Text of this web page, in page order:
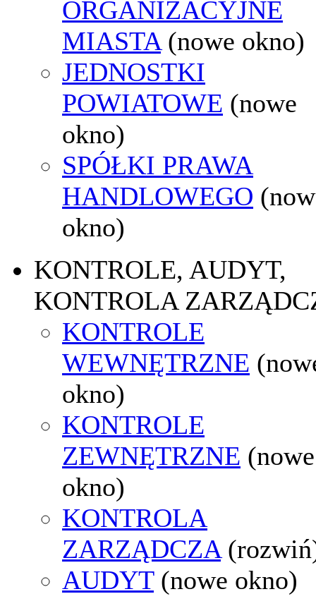
ORGANIZACYJNE
MIASTA (nowe okno)
JEDNOSTKI
POWIATOWE (nowe
okno)
SPÓŁKI PRAWA
HANDLOWEGO
okno)
KONTROLE, AUDYT,
KONTROLA
KONTROLE
WEWNĘTRZNE
okno)
KONTROLE
ZEWNĘTRZNE (nowe
okno)
KONTROLA
ZARZĄDCZA
AUDYT (nowe okno)